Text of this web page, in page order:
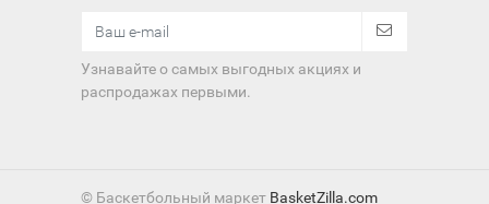
Узнавайте о самых выгодных акциях и
распродажах первыми.
© Баскетбольный маркет BasketZilla.com